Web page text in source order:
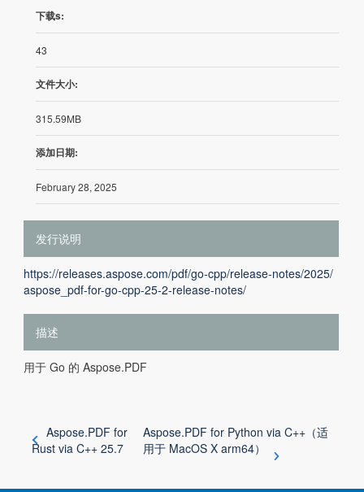
下载s:
43
文件大小:
315.59MB
添加日期:
February 28, 2025
发行说明
https://releases.aspose.com/pdf/go-cpp/release-notes/2025/
aspose_pdf-for-go-cpp-25-2-release-notes/
描述
用于 Go 的 Aspose.PDF
Aspose.PDF for
Rust via C++ 25.7
Aspose.PDF for Python via C++（适
用于 MacOS X arm64）